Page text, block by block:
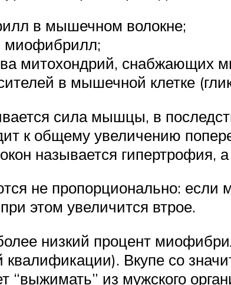
в мышечном волокне;
миофибрилл;
митохондрий, снабжающих
в мышечной клетке
сила мышцы, в
к общему увеличению
называется гипертрофия,
не пропорционально: если
этом увеличится втрое.
низкий процент
Вкупе со
“выжимать” из мужского